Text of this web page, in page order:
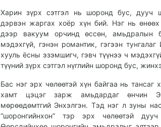
Харин зүрх сэтгэл нь шоронд бус, дууч
дэрвэн жаргах хоёр хүн бий. Нэг нь
дээр вакуум орчинд өссөн, амьдралын
мэдэхгүй, гэнэн романтик, гэгээн
хууль ёсны эзэмшигч, гэвч түүнээ ч
түүний зүрх сэтгэл нүглийн шоронд бус,
Бас нэг эрх чөлөөтэй хүн байгаа нь тансаг
хамт цэцэг зарж амьдардаг өнчин
мөрөөдөмтгий Энхэлгэн. Тэд нэг л зуны
“шоронгийнхон” тэр эрх чөлөөтэй